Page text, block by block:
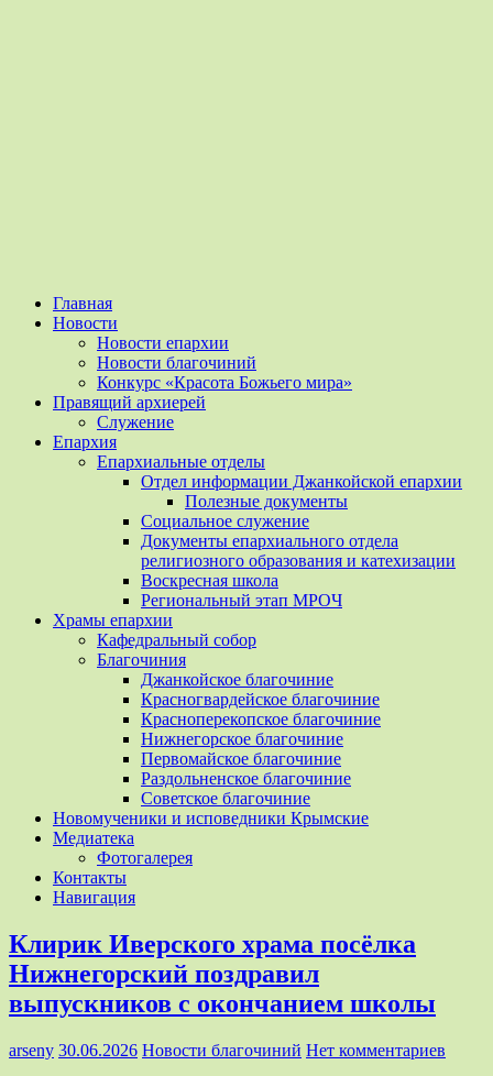
Главная
Новости
Новости епархии
Новости благочиний
Конкурс «Красота Божьего мира»
Правящий архиерей
Служение
Епархия
Епархиальные отделы
Отдел информации Джанкойской епархии
Полезные документы
Социальное служение
Документы епархиального отдела
религиозного образования и катехизации
Воскресная школа
Региональный этап МРОЧ
Храмы епархии
Кафедральный собор
Благочиния
Джанкойское благочиние
Красногвардейское благочиние
Красноперекопское благочиние
Нижнегорское благочиние
Первомайское благочиние
Раздольненское благочиние
Советское благочиние
Новомученики и исповедники Крымские
Медиатека
Фотогалерея
Контакты
Навигация
Клирик Иверского храма посёлка
Нижнегорский поздравил
выпускников с окончанием школы
arseny 30.06.2026 Новости благочиний Нет комментариев